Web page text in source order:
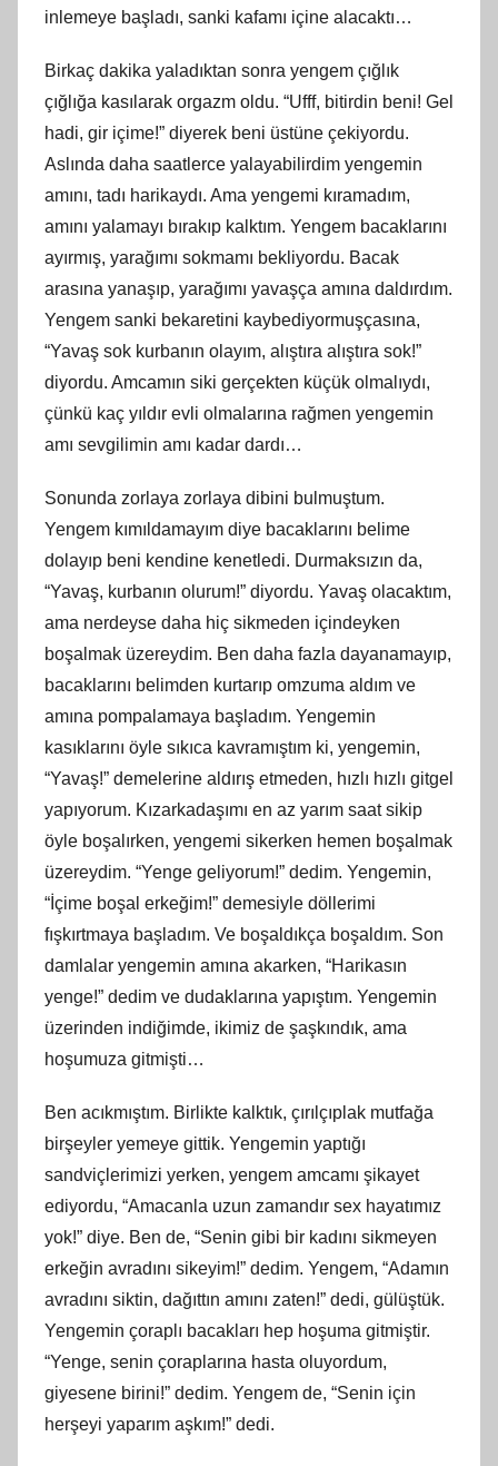
inlemeye başladı, sanki kafamı içine alacaktı…
Birkaç dakika yaladıktan sonra yengem çığlık
çığlığa kasılarak orgazm oldu. “Ufff, bitirdin beni! Gel
hadi, gir içime!” diyerek beni üstüne çekiyordu.
Aslında daha saatlerce yalayabilirdim yengemin
amını, tadı harikaydı. Ama yengemi kıramadım,
amını yalamayı bırakıp kalktım. Yengem bacaklarını
ayırmış, yarağımı sokmamı bekliyordu. Bacak
arasına yanaşıp, yarağımı yavaşça amına daldırdım.
Yengem sanki bekaretini kaybediyormuşçasına,
“Yavaş sok kurbanın olayım, alıştıra alıştıra sok!”
diyordu. Amcamın siki gerçekten küçük olmalıydı,
çünkü kaç yıldır evli olmalarına rağmen yengemin
amı sevgilimin amı kadar dardı…
Sonunda zorlaya zorlaya dibini bulmuştum.
Yengem kımıldamayım diye bacaklarını belime
dolayıp beni kendine kenetledi. Durmaksızın da,
“Yavaş, kurbanın olurum!” diyordu. Yavaş olacaktım,
ama nerdeyse daha hiç sikmeden içindeyken
boşalmak üzereydim. Ben daha fazla dayanamayıp,
bacaklarını belimden kurtarıp omzuma aldım ve
amına pompalamaya başladım. Yengemin
kasıklarını öyle sıkıca kavramıştım ki, yengemin,
“Yavaş!” demelerine aldırış etmeden, hızlı hızlı gitgel
yapıyorum. Kızarkadaşımı en az yarım saat sikip
öyle boşalırken, yengemi sikerken hemen boşalmak
üzereydim. “Yenge geliyorum!” dedim. Yengemin,
“İçime boşal erkeğim!” demesiyle döllerimi
fışkırtmaya başladım. Ve boşaldıkça boşaldım. Son
damlalar yengemin amına akarken, “Harikasın
yenge!” dedim ve dudaklarına yapıştım. Yengemin
üzerinden indiğimde, ikimiz de şaşkındık, ama
hoşumuza gitmişti…
Ben acıkmıştım. Birlikte kalktık, çırılçıplak mutfağa
birşeyler yemeye gittik. Yengemin yaptığı
sandviçlerimizi yerken, yengem amcamı şikayet
ediyordu, “Amacanla uzun zamandır sex hayatımız
yok!” diye. Ben de, “Senin gibi bir kadını sikmeyen
erkeğin avradını sikeyim!” dedim. Yengem, “Adamın
avradını siktin, dağıttın amını zaten!” dedi, gülüştük.
Yengemin çoraplı bacakları hep hoşuma gitmiştir.
“Yenge, senin çoraplarına hasta oluyordum,
giyesene birini!” dedim. Yengem de, “Senin için
herşeyi yaparım aşkım!” dedi.